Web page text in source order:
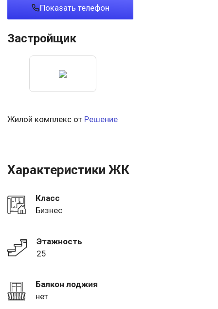
Показать телефон
Застройщик
Жилой комплекс от Решение
Характеристики ЖК
Класс
Бизнес
Этажность
25
Балкон лоджия
нет